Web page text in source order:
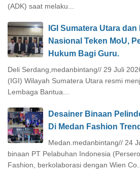
(ADK) saat melaku...
IGI Sumatera Utara
Nasional Teken MoU,
Hukum Bagi Guru.
Deli Serdang,medanbintang// 29 Juli
(IGI) Wilayah Sumatera Utara resmi
Lembaga Bantua...
Desainer Binaan
Di Medan Fashion
Medan.medanbintang// 24
binaan PT Pelabuhan Indonesia
Fashion, berkolaborasi dengan Wien Co...